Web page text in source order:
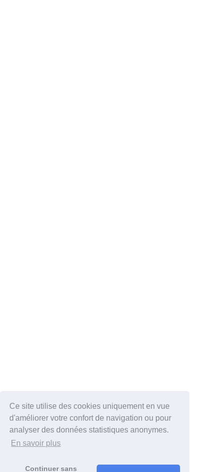
Ce site utilise des cookies uniquement en vue
d'améliorer votre confort de navigation ou pour
analyser des données statistiques anonymes.
En savoir plus
Continuer sans